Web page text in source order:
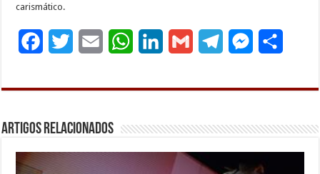
carismático.
c
b
o
i
t
a
l
W
a
s
n
e
a
l
l
g
M
s
e
a
e
Artigos Relacionados